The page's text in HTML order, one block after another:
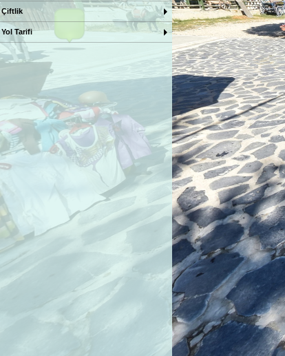
Çiftlik
Yol Tarifi